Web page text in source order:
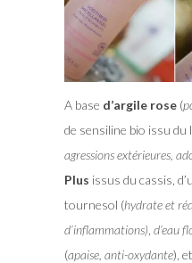
A base d’argile rose(
de sensiline bio issu du
agressions extérieures,
Plus issus du cassis,
tournesol (hydrate et
d’inflammations) d’eau
(apaise, anti-oxydante), et